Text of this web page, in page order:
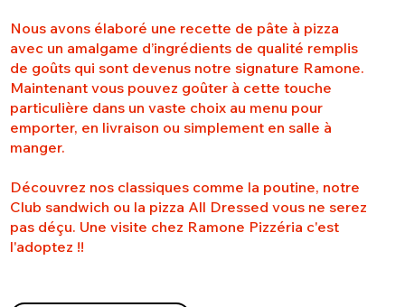
Nous avons élaboré une recette de pâte à pizza
avec un amalgame d’ingrédients de qualité remplis
de goûts qui sont devenus notre signature Ramone.
Maintenant vous pouvez goûter à cette touche
particulière dans un vaste choix au menu pour
emporter, en livraison ou simplement en salle à
manger.
Découvrez nos classiques comme la poutine, notre
Club sandwich ou la pizza All Dressed vous ne serez
pas déçu. Une visite chez Ramone Pizzéria c'est
l'adoptez !!